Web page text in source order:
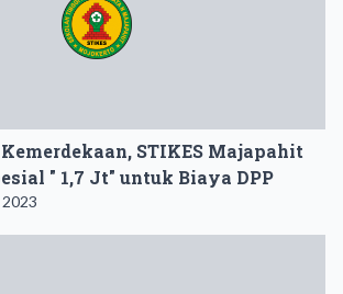
STIKES Majapahit
" 1,7 Jt" untuk Biaya DPP